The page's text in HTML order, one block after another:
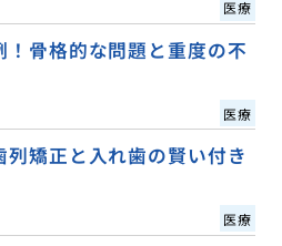
医療
骨格的な問題と重度の不
医療
矯正と入れ歯の賢い付き
医療